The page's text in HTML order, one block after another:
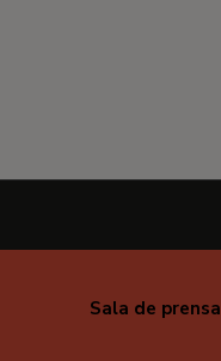
Sala de prensa